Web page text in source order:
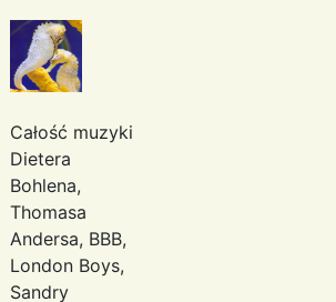
Całość muzyki
Dietera
Bohlena,
Thomasa
Andersa, BBB,
London Boys,
Sandry